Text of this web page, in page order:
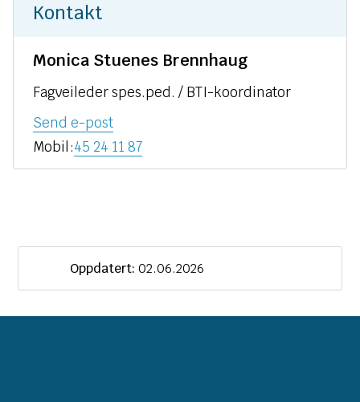
Kontakt
Monica Stuenes Brennhaug
Fagveileder spes.ped. / BTI-koordinator
Send e-posttil
Monica
Stuenes
Brennhaug
Mobil45 24 11 87
Oppdatert: 02.06.2026